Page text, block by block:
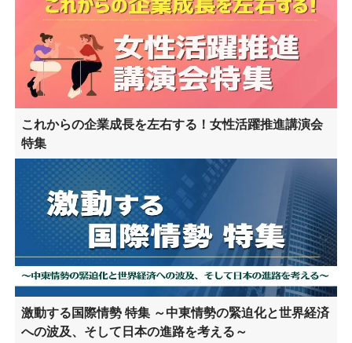
これからの企業成長を左右する！女性活躍推進講演会
特集
激動する国際情勢 特集 ～中東情勢の緊迫化と世界経済
への波及、そして日本の進路を考える～